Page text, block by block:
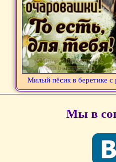
Милый пёсик в беретике
Мы в